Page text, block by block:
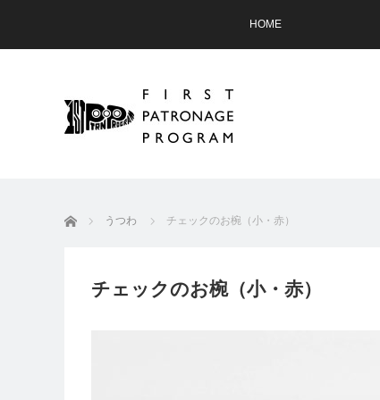
HOME
ホーム うつわ チェックのお椀（小・赤）
チェックのお椀（小・赤）